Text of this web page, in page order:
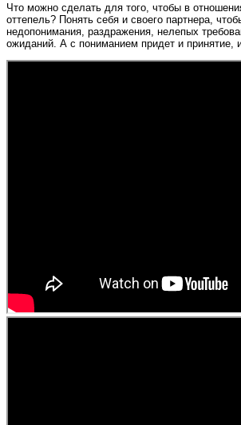
Что можно сделать для того, чтобы в
оттепель? Понять себя и своего партнера,
недопонимания, раздражения, нелепых
ожиданий. А с пониманием придет и принятие,